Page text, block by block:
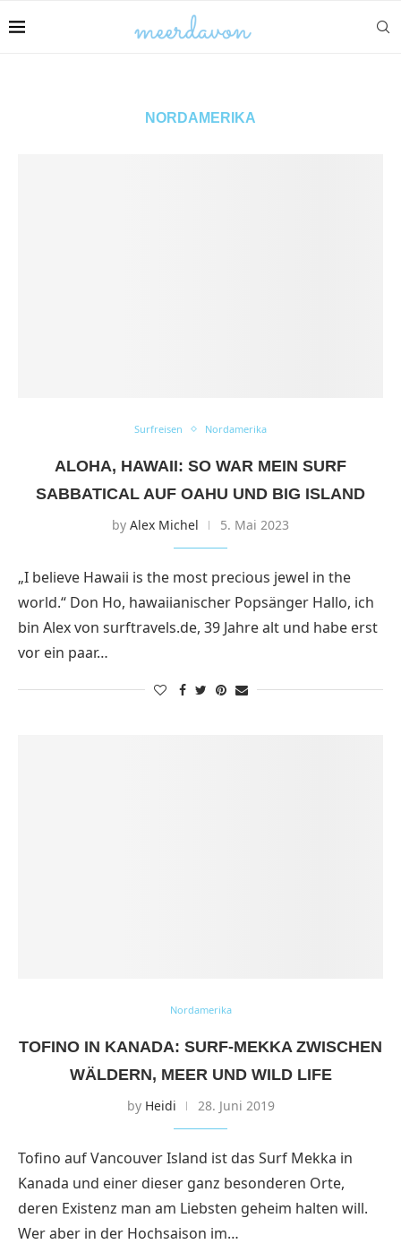
NORDAMERIKA
Surfreisen Nordamerika
ALOHA, HAWAII: SO WAR MEIN SURF
SABBATICAL AUF OAHU UND BIG ISLAND
by Alex Michel 5. Mai 2023
„I believe Hawaii is the most precious jewel in the
world.“ Don Ho, hawaiianischer Popsänger Hallo, ich
bin Alex von surftravels.de, 39 Jahre alt und habe erst
vor ein paar…
Nordamerika
TOFINO IN KANADA: SURF-MEKKA ZWISCHEN
WÄLDERN, MEER UND WILD LIFE
by Heidi 28. Juni 2019
Tofino auf Vancouver Island ist das Surf Mekka in
Kanada und einer dieser ganz besonderen Orte,
deren Existenz man am Liebsten geheim halten will.
Wer aber in der Hochsaison im…